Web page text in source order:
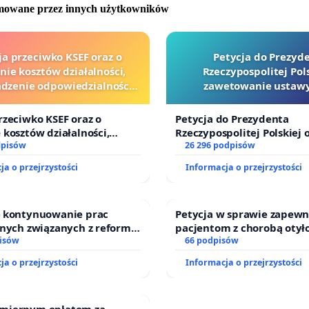
przez innych użytkowników
przeciwko KSEF oraz o
kosztów działalności,
odpowiedzialności
i sędziów
KSEF oraz o
działalności,
odpowiedzialności
o przejrzystości
Petycja do
Rzeczypospolitej
zawetowanie
Petycja do Prezydenta
Rzeczypospolitej Polskiej
zawetowanie ustawy
26 296 podpisów
Informacja o przejrzystości
kontynuowanie prac
związanych z reformą
o przejrzystości
Petycja w sprawie
pacjentom z chorobą
dostępu do
66 podpisów
Informacja o przejrzystości